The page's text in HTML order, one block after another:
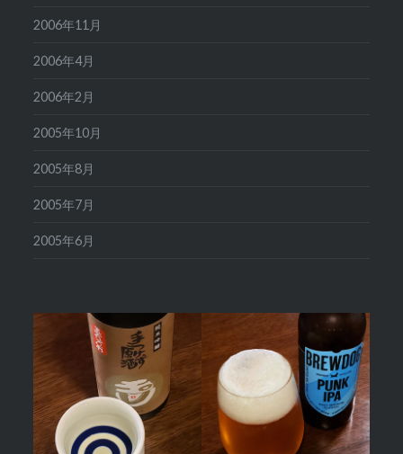
2006年11月
2006年4月
2006年2月
2005年10月
2005年8月
2005年7月
2005年6月